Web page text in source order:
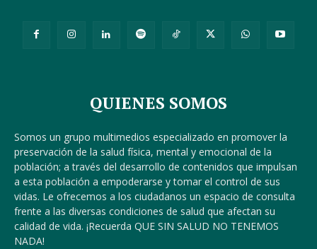
QUIENES SOMOS
Somos un grupo multimedios especializado en promover la
preservación de la salud física, mental y emocional de la
población; a través del desarrollo de contenidos que impulsan
a esta población a empoderarse y tomar el control de sus
vidas. Le ofrecemos a los ciudadanos un espacio de consulta
frente a las diversas condiciones de salud que afectan su
calidad de vida. ¡Recuerda QUE SIN SALUD NO TENEMOS
NADA!